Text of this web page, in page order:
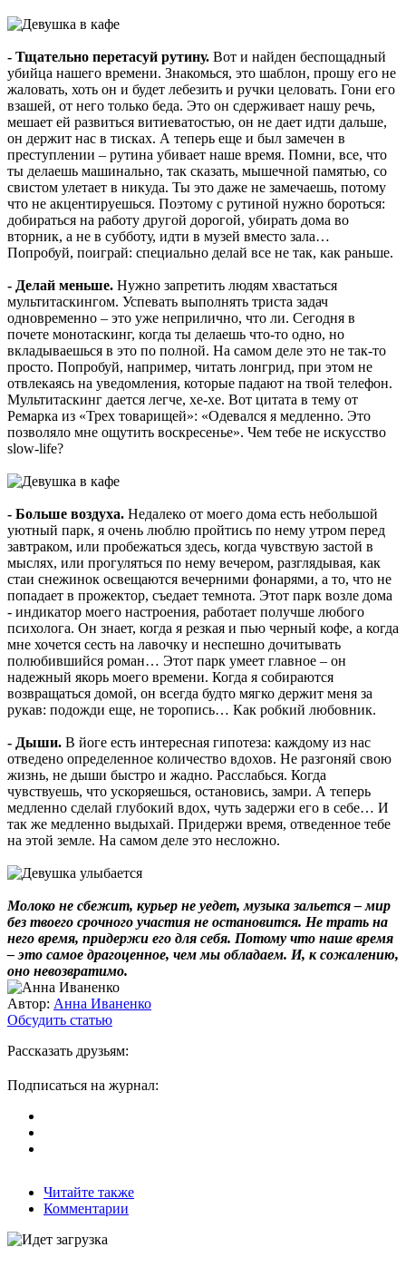
- Тщательно перетасуй рутину. Вот и найден беспощадный
убийца нашего времени. Знакомься, это шаблон, прошу его не
жаловать, хоть он и будет лебезить и ручки целовать. Гони его
взашей, от него только беда. Это он сдерживает нашу речь,
мешает ей развиться витиеватостью, он не дает идти дальше,
он держит нас в тисках. А теперь еще и был замечен в
преступлении – рутина убивает наше время. Помни, все, что
ты делаешь машинально, так сказать, мышечной памятью, со
свистом улетает в никуда. Ты это даже не замечаешь, потому
что не акцентируешься. Поэтому с рутиной нужно бороться:
добираться на работу другой дорогой, убирать дома во
вторник, а не в субботу, идти в музей вместо зала…
Попробуй, поиграй: специально делай все не так, как раньше.
- Делай меньше. Нужно запретить людям хвастаться
мультитаскингом. Успевать выполнять триста задач
одновременно – это уже неприлично, что ли. Сегодня в
почете монотаскинг, когда ты делаешь что-то одно, но
вкладываешься в это по полной. На самом деле это не так-то
просто. Попробуй, например, читать лонгрид, при этом не
отвлекаясь на уведомления, которые падают на твой телефон.
Мультитаскинг дается легче, хе-хе. Вот цитата в тему от
Ремарка из «Трех товарищей»: «Одевался я медленно. Это
позволяло мне ощутить воскресенье». Чем тебе не искусство
slow-life?
- Больше воздуха. Недалеко от моего дома есть небольшой
уютный парк, я очень люблю пройтись по нему утром перед
завтраком, или пробежаться здесь, когда чувствую застой в
мыслях, или прогуляться по нему вечером, разглядывая, как
стаи снежинок освещаются вечерними фонарями, а то, что не
попадает в прожектор, съедает темнота. Этот парк возле дома
- индикатор моего настроения, работает получше любого
психолога. Он знает, когда я резкая и пью черный кофе, а когда
мне хочется сесть на лавочку и неспешно дочитывать
полюбившийся роман… Этот парк умеет главное – он
надежный якорь моего времени. Когда я собираются
возвращаться домой, он всегда будто мягко держит меня за
рукав: подожди еще, не торопись… Как робкий любовник.
- Дыши. В йоге есть интересная гипотеза: каждому из нас
отведено определенное количество вдохов. Не разгоняй свою
жизнь, не дыши быстро и жадно. Расслабься. Когда
чувствуешь, что ускоряешься, остановись, замри. А теперь
медленно сделай глубокий вдох, чуть задержи его в себе… И
так же медленно выдыхай. Придержи время, отведенное тебе
на этой земле. На самом деле это несложно.
Молоко не сбежит, курьер не уедет, музыка зальется – мир
без твоего срочного участия не остановится. Не трать на
него время, придержи его для себя. Потому что наше время
– это самое драгоценное, чем мы обладаем. И, к сожалению,
оно невозвратимо.
Автор: Анна Иваненко
Обсудить статью
Рассказать друзьям:
Подписаться на журнал:
Читайте также
Комментарии